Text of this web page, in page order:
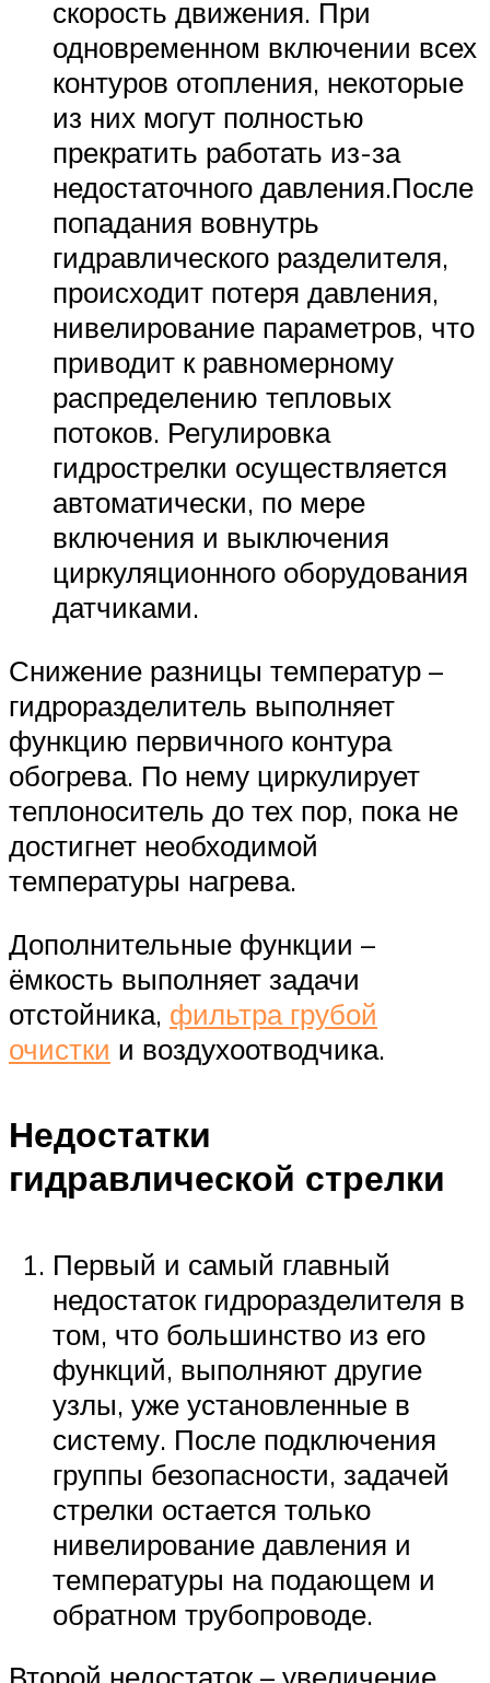
скорость движения. При
одновременном включении всех
контуров отопления, некоторые
из них могут полностью
прекратить работать из-за
недостаточного давления.После
попадания вовнутрь
гидравлического разделителя,
происходит потеря давления,
нивелирование параметров, что
приводит к равномерному
распределению тепловых
потоков. Регулировка
гидрострелки осуществляется
автоматически, по мере
включения и выключения
циркуляционного оборудования
датчиками.
Снижение разницы температур –
гидроразделитель выполняет
функцию первичного контура
обогрева. По нему циркулирует
теплоноситель до тех пор, пока не
достигнет необходимой
температуры нагрева.
Дополнительные функции –
ёмкость выполняет задачи
отстойника, фильтра грубой
очистки и воздухоотводчика.
Недостатки
гидравлической стрелки
Первый и самый главный
недостаток гидроразделителя в
том, что большинство из его
функций, выполняют другие
узлы, уже установленные в
систему. После подключения
группы безопасности, задачей
стрелки остается только
нивелирование давления и
температуры на подающем и
обратном трубопроводе.